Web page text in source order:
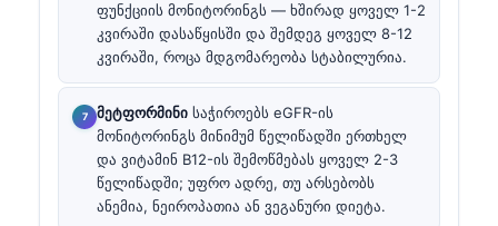
ფუნქციის მონიტორინგს — ხშირად ყოველ 1-2
კვირაში დასაწყისში და შემდეგ ყოველ 8-12
კვირაში, როცა მდგომარეობა სტაბილურია.
მეტფორმინი საჭიროებს eGFR-ის
მონიტორინგს მინიმუმ წელიწადში ერთხელ
და ვიტამინ B12-ის შემოწმებას ყოველ 2-3
წელიწადში; უფრო ადრე, თუ არსებობს
ანემია, ნეიროპათია ან ვეგანური დიეტა.